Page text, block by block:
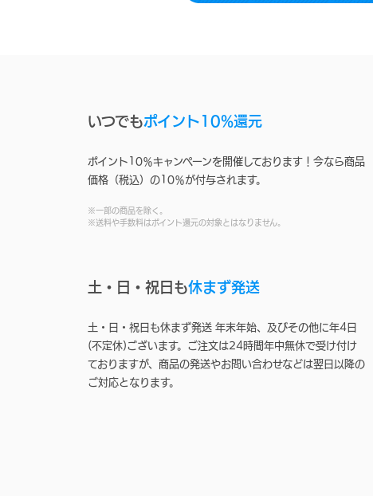
いつでもポイント10%還元
ポイント10％キャンペーンを開催しております！今なら商品
価格（税込）の10％が付与されます。
※一部の商品を除く。
※送料や手数料はポイント還元の対象とはなりません。
土・日・祝日も休まず発送
土・日・祝日も休まず発送 年末年始、及びその他に年4日
(不定休)ございます。ご注文は24時間年中無休で受け付け
ておりますが、商品の発送やお問い合わせなどは翌日以降の
ご対応となります。